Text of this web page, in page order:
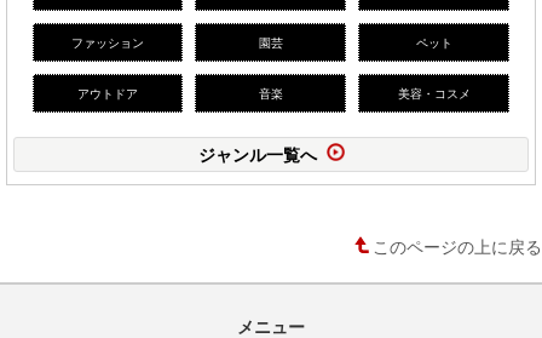
ファッション 園芸 ペット
アウトドア 音楽 美容・コスメ
ジャンル一覧へ
このページの上に戻る
メニュー